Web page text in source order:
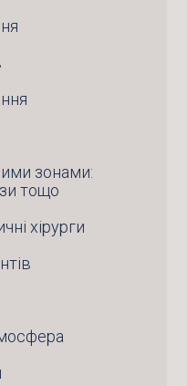
зонами:
тощо
хірурги